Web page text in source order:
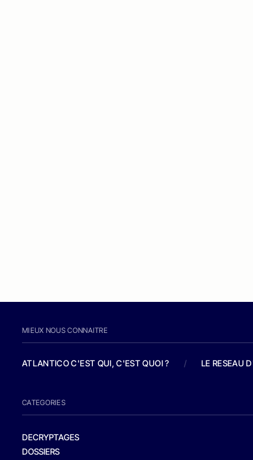
MIEUX NOUS CONNAITRE
ATLANTICO C'EST QUI, C'EST QUOI ? / LE RESEAU
CATEGORIES
DECRYPTAGES
DOSSIERS